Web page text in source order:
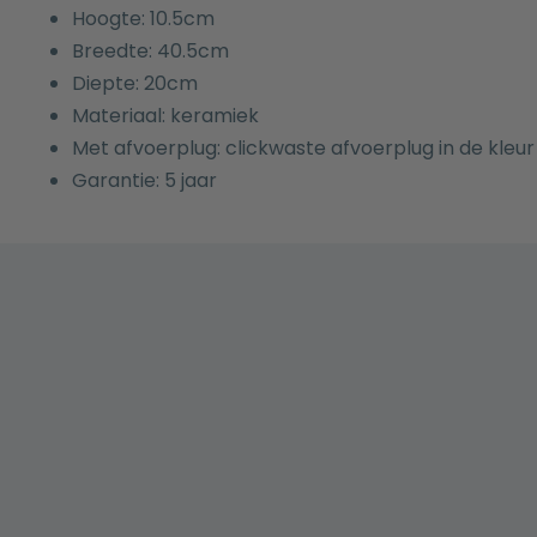
Hoogte: 10.5cm
Breedte: 40.5cm
Diepte: 20cm
Materiaal: keramiek
Met afvoerplug: clickwaste afvoerplug in de
Garantie: 5 jaar